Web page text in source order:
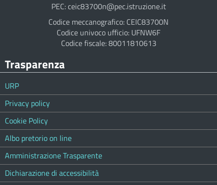
PEC: ceic83700n@pec.istruzione.it
Codice meccanografico: CEIC83700N
Codice univoco ufficio: UFNW6F
Codice fiscale: 80011810613
Trasparenza
URP
Privacy policy
Cookie Policy
Albo pretorio on line
Amministrazione Trasparente
Dichiarazione di accessibilità